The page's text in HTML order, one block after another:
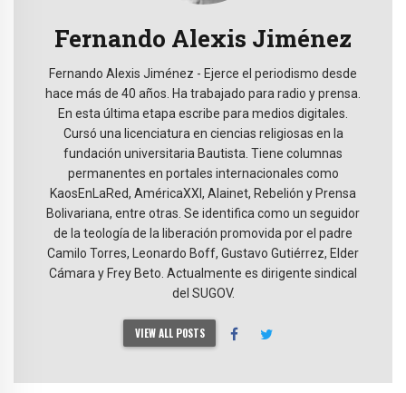
Fernando Alexis Jiménez
Fernando Alexis Jiménez - Ejerce el periodismo desde
hace más de 40 años. Ha trabajado para radio y prensa.
En esta última etapa escribe para medios digitales.
Cursó una licenciatura en ciencias religiosas en la
fundación universitaria Bautista. Tiene columnas
permanentes en portales internacionales como
KaosEnLaRed, AméricaXXI, Alainet, Rebelión y Prensa
Bolivariana, entre otras. Se identifica como un seguidor
de la teología de la liberación promovida por el padre
Camilo Torres, Leonardo Boff, Gustavo Gutiérrez, Elder
Cámara y Frey Beto. Actualmente es dirigente sindical
del SUGOV.
VIEW ALL POSTS